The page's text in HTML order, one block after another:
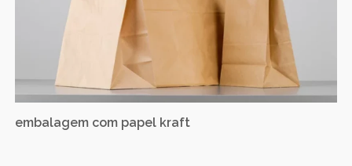
embalagem com papel kraft